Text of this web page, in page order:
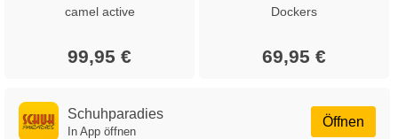
camel active
99,95 €
Dockers
69,95 €
Öffnen
Schuhparadies
In App öffnen